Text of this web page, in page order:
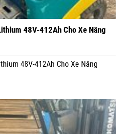
48V-412Ah Cho Xe Nâng
48V-412Ah Cho Xe Nâng